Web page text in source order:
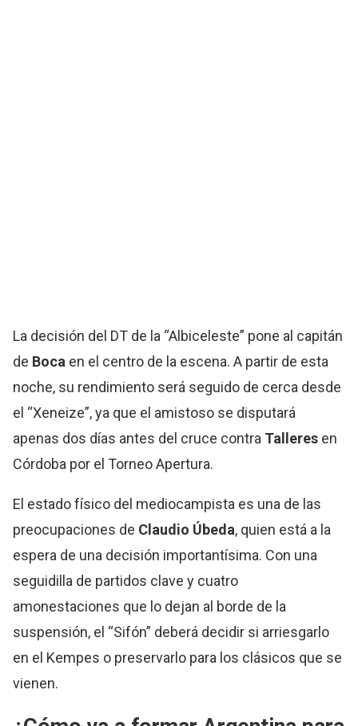
La decisión del DT de la “Albiceleste” pone al capitán
de Boca en el centro de la escena. A partir de esta
noche, su rendimiento será seguido de cerca desde
el “Xeneize”, ya que el amistoso se disputará
apenas dos días antes del cruce contra Talleres en
Córdoba por el Torneo Apertura.
El estado físico del mediocampista es una de las
preocupaciones de Claudio Úbeda, quien está a la
espera de una decisión importantísima. Con una
seguidilla de partidos clave y cuatro
amonestaciones que lo dejan al borde de la
suspensión, el “Sifón” deberá decidir si arriesgarlo
en el Kempes o preservarlo para los clásicos que se
vienen.